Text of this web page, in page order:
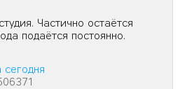
Частично остаётся
подаётся постоянно.